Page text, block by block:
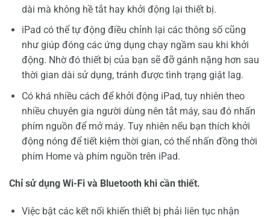
dài mà không hề tắt hay khởi động lại thiết bị.
iPad có thể tự động điều chỉnh lại các thông số cũng
như giúp đóng các ứng dụng chạy ngầm sau khi khởi
động. Nhờ đó thiết bị của bạn sẽ đỡ gánh nặng hơn sau
thời gian dài sử dụng, tránh được tình trạng giật lag.
Có khá nhiều cách để khởi động iPad, tuy nhiên theo
nhiều chuyên gia người dùng nên tắt máy, sau đó nhấn
phím nguồn để mở máy. Tuy nhiên nếu bạn thích khởi
động nóng để tiết kiệm thời gian, có thể nhấn đồng thời
phím Home và phím nguồn trên iPad.
Chỉ sử dụng Wi-Fi và Bluetooth khi cần thiết.
Việc bật các kết nối khiến thiết bị phải liên tục nhận